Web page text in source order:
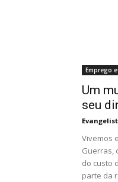
Emprego
Um
seu
Vivemos
Guerras,
do custo
parte da